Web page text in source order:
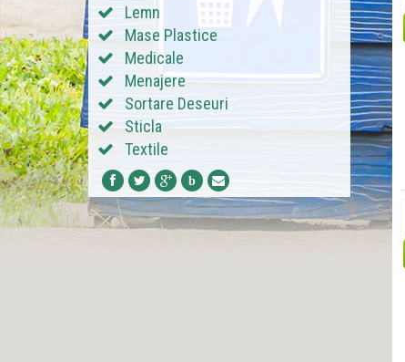
Lemn
Mase Plastice
Medicale
Menajere
Sortare Deseuri
Sticla
Textile
b